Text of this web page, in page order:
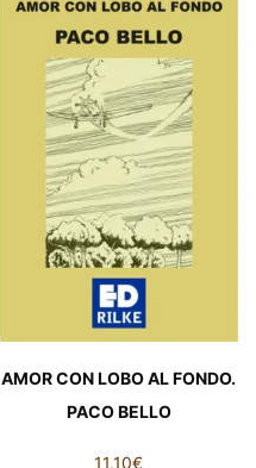
-
Francisca
Aguirre
cantidad
AMOR CON LOBO AL FONDO.
PACO BELLO
11,10€